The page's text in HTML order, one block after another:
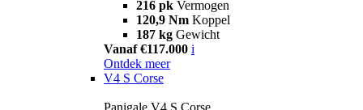
216 pk Vermogen
120,9 Nm Koppel
187 kg Gewicht
Vanaf €117.000 i
Ontdek meer
V4 S Corse
Panigale V4 S Corse